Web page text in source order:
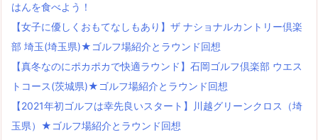
はんを食べよう！
【女子に優しくおもてなしもあり】ザ ナショナルカントリー倶楽
部 埼玉(埼玉県)★ゴルフ場紹介とラウンド回想
【真冬なのにポカポカで快適ラウンド】石岡ゴルフ倶楽部 ウエス
トコース(茨城県)★ゴルフ場紹介とラウンド回想
【2021年初ゴルフは幸先良いスタート】川越グリーンクロス（埼
玉県）★ゴルフ場紹介とラウンド回想